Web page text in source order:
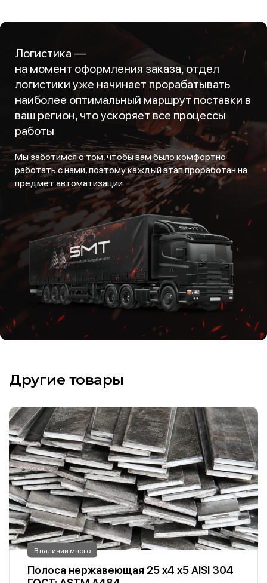
Логистика —
на момент оформления заказа, отдел
логистики уже начинает прорабатывать
наиболее оптимальный маршрут поставки в
ваш регион, что ускоряет все процессы
работы
Мы заботимся о том, чтобы вам было комфортно
работать с нами, поэтому каждый этап проработан на
предмет автоматизации.
Другие товары
В наличии много
Полоса нержавеющая 25 х4 х5 AISI 304